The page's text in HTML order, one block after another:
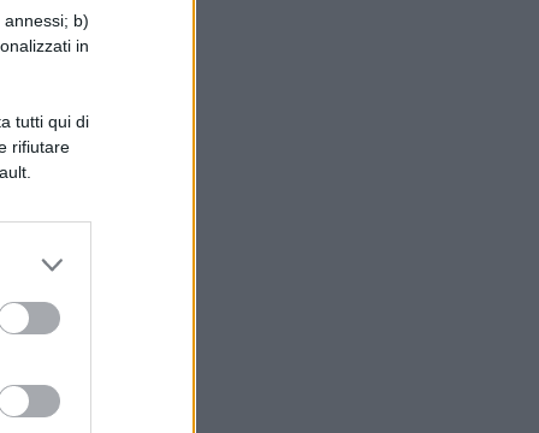
b)
in
tutti qui di
rifiutare